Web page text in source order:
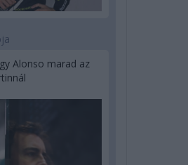
Alonso marad az